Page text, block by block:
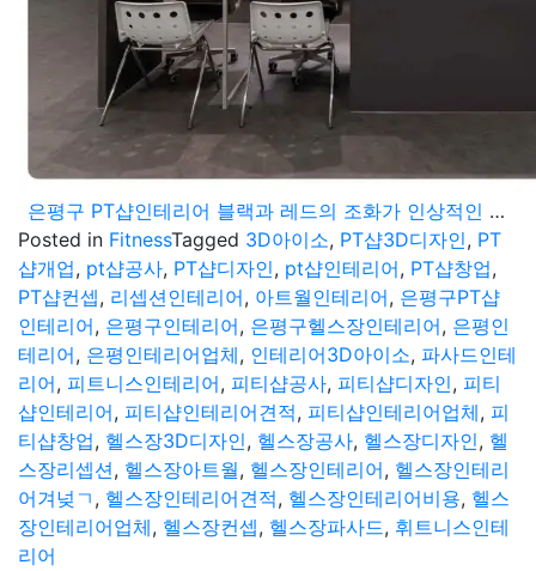
은평구 PT샵인테리어 블랙과 레드의 조화가 인상적인 헬스장디자인
Posted in FitnessTagged 3D아이소, PT샵3D디자인, PT
샵개업, pt샵공사, PT샵디자인, pt샵인테리어, PT샵창업,
PT샵컨셉, 리셉션인테리어, 아트월인테리어, 은평구PT샵
인테리어, 은평구인테리어, 은평구헬스장인테리어, 은평인
테리어, 은평인테리어업체, 인테리어3D아이소, 파사드인테
리어, 피트니스인테리어, 피티샵공사, 피티샵디자인, 피티
샵인테리어, 피티샵인테리어견적, 피티샵인테리어업체, 피
티샵창업, 헬스장3D디자인, 헬스장공사, 헬스장디자인, 헬
스장리셉션, 헬스장아트월, 헬스장인테리어, 헬스장인테리
어겨넞ㄱ , 헬스장인테리어견적, 헬스장인테리어비용, 헬스
장인테리어업체, 헬스장컨셉, 헬스장파사드, 휘트니스인테
리어